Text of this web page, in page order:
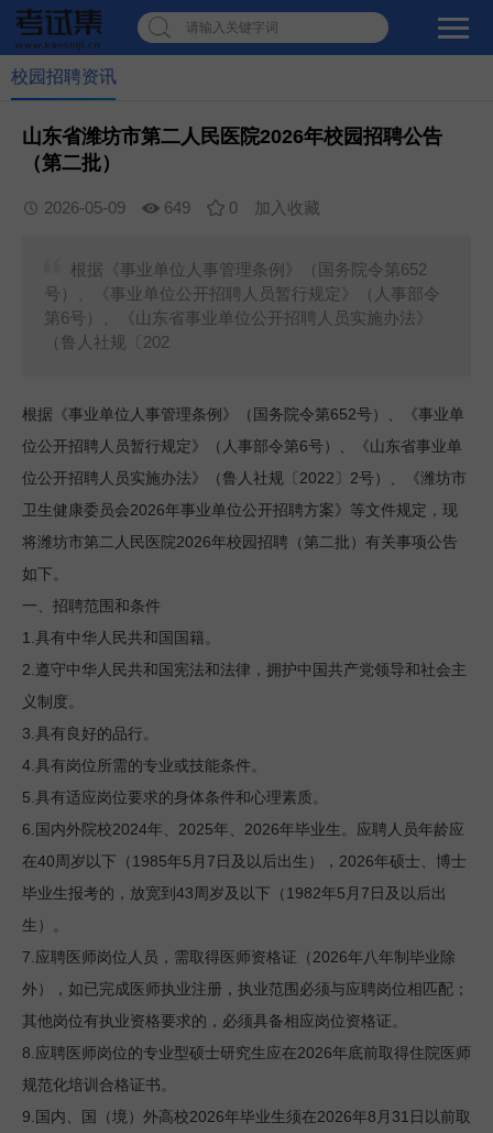
请输入关键字词
校园招聘资讯
山东省潍坊市第二人民医院2026年校园招聘公告
（第二批）
2026-05-09 649 0 加入收藏
根据《事业单位人事管理条例》（国务院令第652
号）、《事业单位公开招聘人员暂行规定》（人事部令
第6号）、《山东省事业单位公开招聘人员实施办法》
（鲁人社规〔202
根据《事业单位人事管理条例》（国务院令第652号）、《事业单
位公开招聘人员暂行规定》（人事部令第6号）、《山东省事业单
位公开招聘人员实施办法》（鲁人社规〔 2022 〕 2号）、《潍坊市
卫生健康委员会2026年事业单位公开招聘方案》等文件规定，现
将潍坊市第二人民医院2026年校园招聘（第二批）有关事项公告
如下。
一、招聘范围和条件
1. 具有中华人民共和国国籍。
2. 遵守中华人民共和国宪法和法律，拥护中国共产党领导和社会主
义制度。
3. 具有良好的品行。
4. 具有岗位所需的专业或技能条件。
5. 具有适应岗位要求的身体条件和心理素质。
6. 国内外院校2024年、 2025年、 2026年毕业生。应聘人员年龄应
在40 周岁以下（ 1985年5 月 7 日 及以后出生）， 2026年硕士、博士
毕业生报考的，放宽到 43 周岁及以下（ 1982年5 月 7 日 及以后出
生）。
7. 应聘医师岗位人员，需取得医师资格证（ 2026年八年制毕业除
外），如已完成医师执业注册，执业范围必须与应聘岗位相匹配；
其他岗位有执业资格要求的，必须具备相应岗位资格证。
8. 应聘医师岗位的专业型硕士研究生应在2026年底前取得住院医师
规范化培训合格证书。
9. 国内、国（境）外高校2026年毕业生须在2026年8 月 31 日 以前取